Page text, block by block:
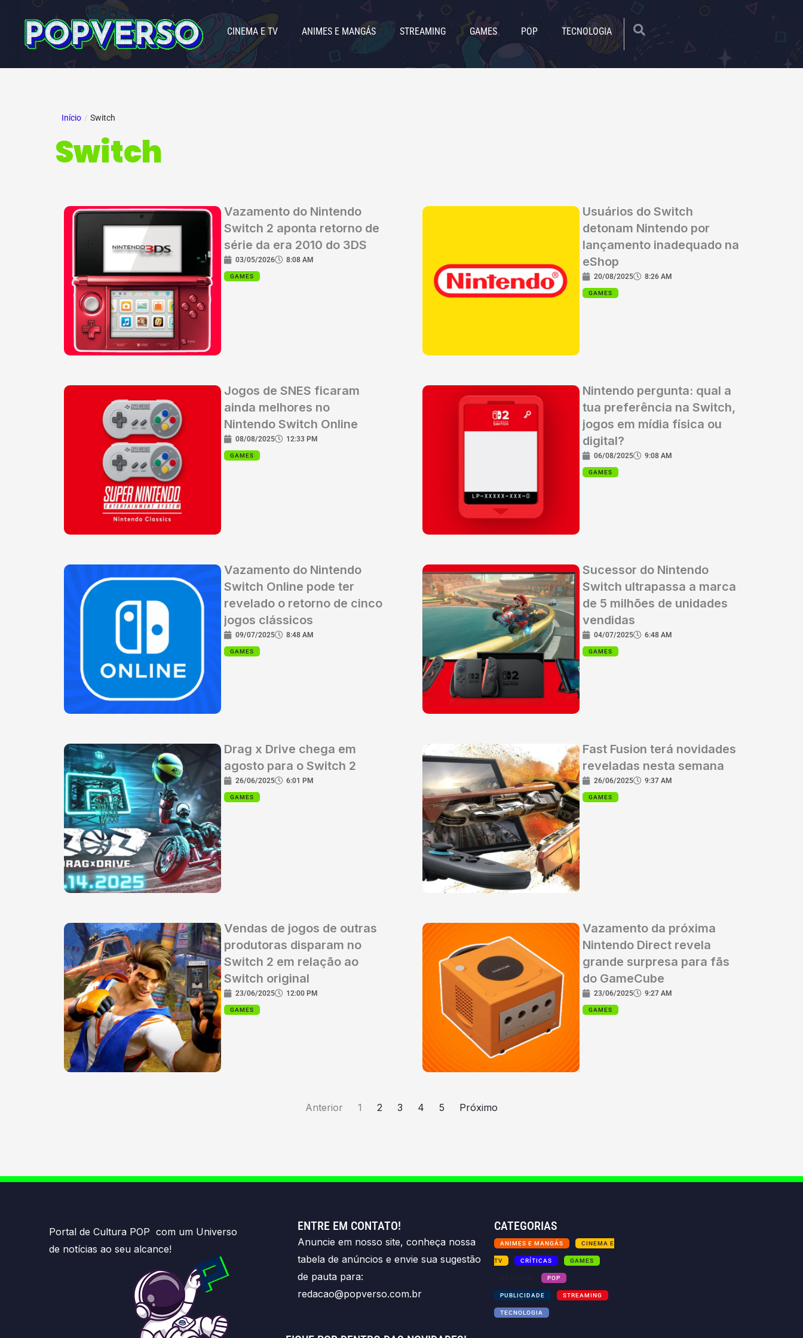
CINEMA E TV ANIMES E MANGÁS STREAMING GAMES POP TECNOLOGIA
Início / Switch
Switch
Vazamento do Nintendo
Switch 2 aponta retorno de
série da era 2010 do 3DS
03/05/2026 8:08 AM
GAMES
Usuários do Switch
detonam Nintendo por
lançamento inadequado na
eShop
20/08/2025 8:26 AM
GAMES
Jogos de SNES ficaram
ainda melhores no
Nintendo Switch Online
08/08/2025 12:33 PM
GAMES
Nintendo pergunta: qual a
tua preferência na Switch,
jogos em mídia física ou
digital?
06/08/2025 9:08 AM
GAMES
Vazamento do Nintendo
Switch Online pode ter
revelado o retorno de cinco
jogos clássicos
09/07/2025 8:48 AM
GAMES
Sucessor do Nintendo
Switch ultrapassa a marca
de 5 milhões de unidades
vendidas
04/07/2025 6:48 AM
GAMES
Drag x Drive chega em
agosto para o Switch 2
26/06/2025 6:01 PM
GAMES
Fast Fusion terá novidades
reveladas nesta semana
26/06/2025 9:37 AM
GAMES
Vendas de jogos de outras
produtoras disparam no
Switch 2 em relação ao
Switch original
23/06/2025 12:00 PM
GAMES
Vazamento da próxima
Nintendo Direct revela
grande surpresa para fãs
do GameCube
23/06/2025 9:27 AM
GAMES
Anterior 1 2 3
Page
4
Page
5 Próximo
Portal de Cultura POP com um Universo
de notícias ao seu alcance!
ENTRE EM CONTATO!
Anuncie em nosso site, conheça nossa
tabela de anúncios e envie sua sugestão
de pauta para:
redacao@popverso.com.br
CATEGORIAS
ANIMES E MANGÁS CINEMA E
TV CRÍTICAS GAMES
POP
PUBLICIDADE STREAMING
TECNOLOGIA